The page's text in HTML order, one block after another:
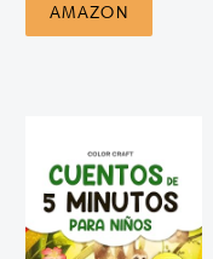
AMAZON